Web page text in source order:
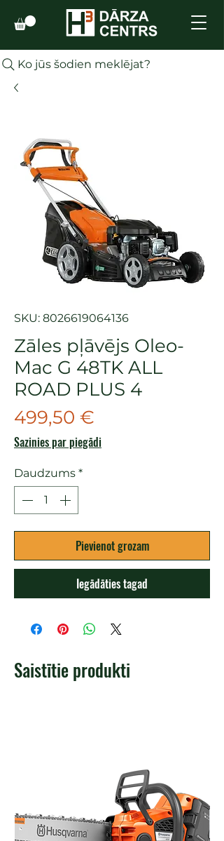
Ko jūs šodien meklējat?
SKU: 8026619064136
Zāles pļāvējs Oleo-
Mac G 48TK ALL
ROAD PLUS 4
499,50 €
Sazinies par piegādi
Daudzums *
Pievienot grozam
Iegādāties tagad
Saistītie produkti